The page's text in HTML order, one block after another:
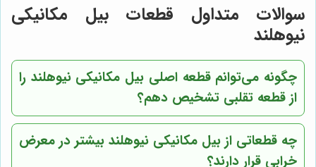
سوالات متداول قطعات بیل مکانیکی
نیوهلند
چگونه می‌توانم قطعه اصلی بیل مکانیکی نیوهلند را
از قطعه تقلبی تشخیص دهم؟
چه قطعاتی از بیل مکانیکی نیوهلند بیشتر در معرض
خرابی قرار دارند؟